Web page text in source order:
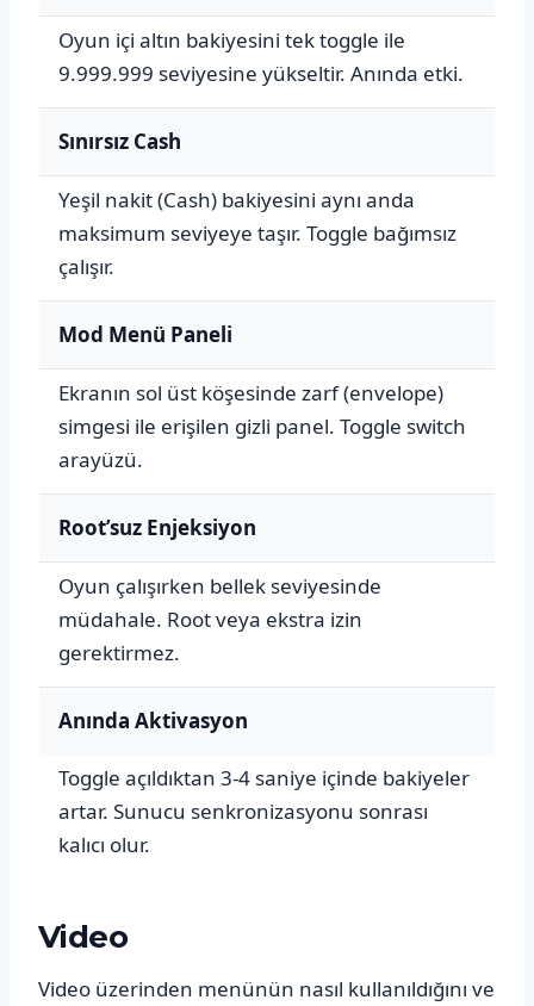
Oyun içi altın bakiyesini tek toggle ile
9.999.999 seviyesine yükseltir. Anında etki.
Sınırsız Cash
Yeşil nakit (Cash) bakiyesini aynı anda
maksimum seviyeye taşır. Toggle bağımsız
çalışır.
Mod Menü Paneli
Ekranın sol üst köşesinde zarf (envelope)
simgesi ile erişilen gizli panel. Toggle switch
arayüzü.
Root’suz Enjeksiyon
Oyun çalışırken bellek seviyesinde
müdahale. Root veya ekstra izin
gerektirmez.
Anında Aktivasyon
Toggle açıldıktan 3-4 saniye içinde bakiyeler
artar. Sunucu senkronizasyonu sonrası
kalıcı olur.
Video
Video üzerinden menünün nasıl kullanıldığını ve